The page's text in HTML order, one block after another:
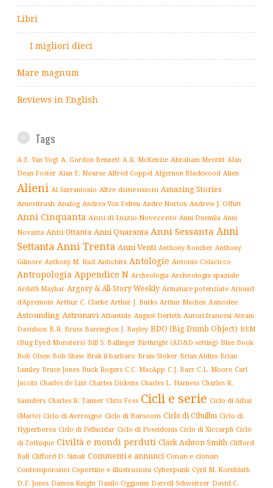
Libri
I migliori dieci
Mare magnum
Reviews in English
Tags
A.E. Van Vogt A. Gordon Bennett A.R. McKenzie Abraham Merritt Alan
Dean Foster Alan E. Nourse Alfred Coppel Algernon Blackwood Alien
Alieni Al Sarrantonio Altre dimensioni Amazing Stories
Ameritrash Analog Andrea Von Felten Andre Norton Andrew J. Offutt
Anni Cinquanta Anni di Inizio Novecento Anni Duemila Anni
Novanta Anni Ottanta Anni Quaranta Anni Sessanta Anni
SettantaAnni Trenta Anni Venti Anthony Boucher Anthony
Gilmore Anthony M. Rud Antichità Antologie Antonio Colacicco
Antropologia Appendice N Archeologia Archeologia spaziale
Ardath Mayhar Argosy & All-Story Weekly Armature potenziate Arnaud
d'Apremont Arthur C. Clarke Arthur J. Burks Arthur Machen Asmodee
Astounding Astronavi Atlantide August Derleth Autori francesi Avram
Davidson B.R. Bruss Barrington J. Bayley BDO (Big Dumb Object) BEM
(Bug Eyed Monsters) Bill S. Ballinger Birthright (AD&D setting) Blue Book
Bob Olsen Bob Shaw Brak il barbaro Bram Stoker Brian Aldiss Brian
Lumley Bruce Jones Buck Rogers C.C. MacApp C.J. Barr C.L. Moore Carl
Jacobi Charles de Lint Charles Dickens Charles L. Harness Charles R.
Saunders Charles R. Tanner Chris Foss Cicli e serie Ciclo di Aihai
(Marte) Ciclo di Averoigne Ciclo di Barsoom Ciclo di Cthulhu Ciclo di
Hyperborea Ciclo di Pellucidar Ciclo di Poseidonis Ciclo di Xiccarph Ciclo
di Zothique Civiltà e mondi perduti Clark Ashton Smith Clifford
Ball Clifford D. Simak Commenti e annunci Conan e clonan
Contemporanei Copertine e illustrazioni Cyberpunk Cyril M. Kornbluth
D.F. Jones Damon Knight Danilo Oggionni Darrell Schweitzer David C.